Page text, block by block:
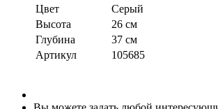
Цвет
Серый
Высота
26 см
Глубина
37 см
Артикул
105685